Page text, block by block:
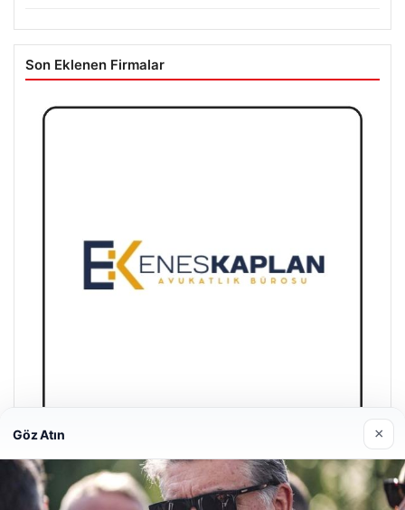
Son Eklenen Firmalar
Enes Kaplan Avukatlık Bürosu
28/04/2026
Göz Atın ×